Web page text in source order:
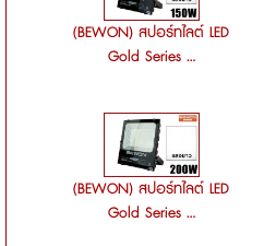
(BEWON) สปอร์ทไลต์ LED
Gold Series ...
(BEWON) สปอร์ทไลต์ LED
Gold Series ...